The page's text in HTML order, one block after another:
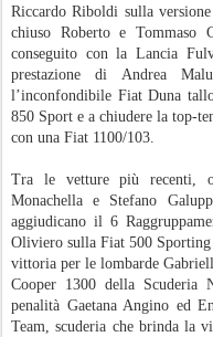
Riccardo Riboldi sulla
chiuso Roberto e Tommaso
conseguito con la Lancia
prestazione di Andrea
l’inconfondibile Fiat Duna
850 Sport e a chiudere la top-
con una Fiat 1100/103.
Tra le vetture più recenti,
Monachella e Stefano
aggiudicano il 6
Oliviero sulla Fiat 500 Sporting
vittoria per le lombarde
Cooper 1300 della Scuderia
penalità Gaetana Angino ed
Team, scuderia che brinda la